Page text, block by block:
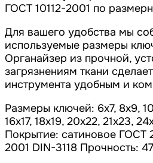
ГОСТ 10112-2001 по
Для вашего удобства мы
используемые размеры
Органайзер из прочной,
загрязнениям ткани
инструмента удобным и
Размеры ключей: 6х7, 8х9,
16х17, 18х19, 20х22, 21х23,
Покрытие: сатиновое ГОСТ
2001 DIN-3118 Прочность: